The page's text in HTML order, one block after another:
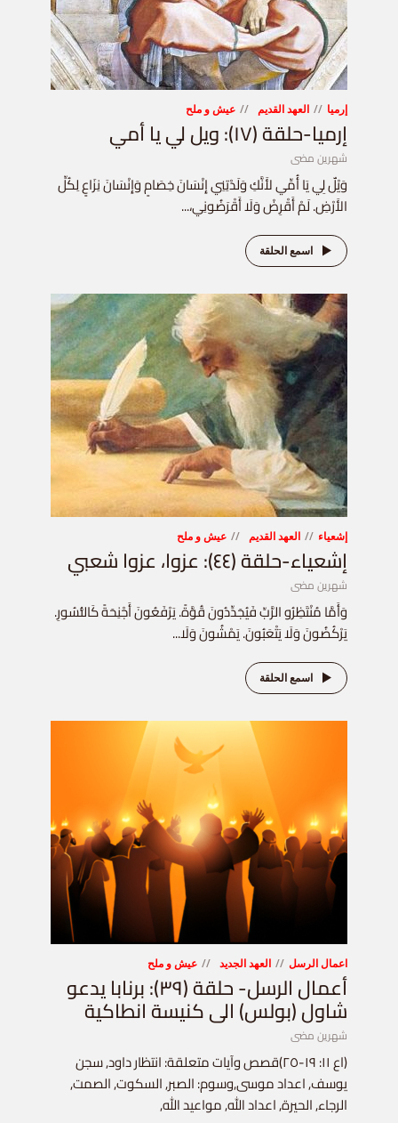
إرميا العهد القديم عيش و ملح
إرميا-حلقة (١٧): ويل لي يا أمي
شهرين مضى
وَيْلٌ لِي يَا أُمِّي لأَنَّكِ وَلَدْتِنِي إِنْسَانَ خِصَامٍ وَإِنْسَانَ نِزَاعٍ لِكُلِّ
الأَرْضِ. لَمْ أَقْرِضْ وَلَا أَقْرَضُونِي،...
اسمع الحلقة
إشعياء العهد القديم عيش و ملح
إشعياء-حلقة (٤٤): عزوا، عزوا شعبي
شهرين مضى
وَأَمَّا مُنْتَظِرُو الرَّبِّ فَيُجَدِّدُونَ قُوَّةً. يَرْفَعُونَ أَجْنِحَةً كَالنُّسُورِ.
يَرْكُضُونَ وَلَا يَتْعَبُونَ. يَمْشُونَ وَلَا...
اسمع الحلقة
اعمال الرسل العهد الجديد عيش و ملح
أعمال الرسل- حلقة (٣٩): برنابا يدعو
شاول (بولس) الى كنيسة انطاكية
شهرين مضى
(اع ١١: ١٩-٢٥)قصص وآيات متعلقة: انتظار داود, سجن
يوسف, اعداد موسى,وسوم: الصبر, السكوت, الصمت,
الرجاء, الحيرة, اعداد الله, مواعيد الله,